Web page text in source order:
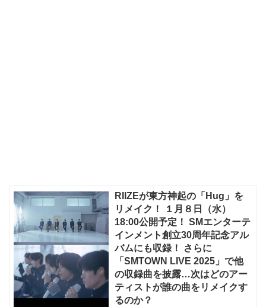
RIIZEが東方神起の「Hug」を
リメイク！ １月８日（水）
18:00公開予定！ SMエンターテ
インメント創立30周年記念アル
バムにも収録！ さらに
「SMTOWN LIVE 2025」で他
の収録曲を披露…次はどのアー
ティストが誰の曲をリメイクす
るのか？